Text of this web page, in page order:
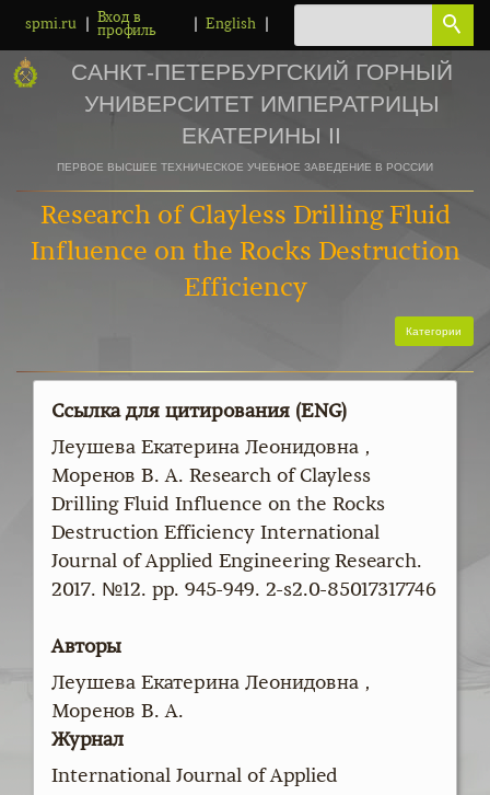
spmi.ru
Вход в
профиль
English
САНКТ-ПЕТЕРБУРГСКИЙ ГОРНЫЙ
УНИВЕРСИТЕТ ИМПЕРАТРИЦЫ
ЕКАТЕРИНЫ II
ПЕРВОЕ ВЫСШЕЕ ТЕХНИЧЕСКОЕ УЧЕБНОЕ ЗАВЕДЕНИЕ В РОССИИ
Research of Clayless Drilling Fluid
Influence on the Rocks Destruction
Efficiency
Категории
Ссылка для цитирования (ENG)
Леушева Екатерина Леонидовна ,
Моренов В. А. Research of Clayless
Drilling Fluid Influence on the Rocks
Destruction Efficiency International
Journal of Applied Engineering Research.
2017. №12. pp. 945-949. 2-s2.0-85017317746
Авторы
Леушева Екатерина Леонидовна ,
Моренов В. А.
Журнал
International Journal of Applied